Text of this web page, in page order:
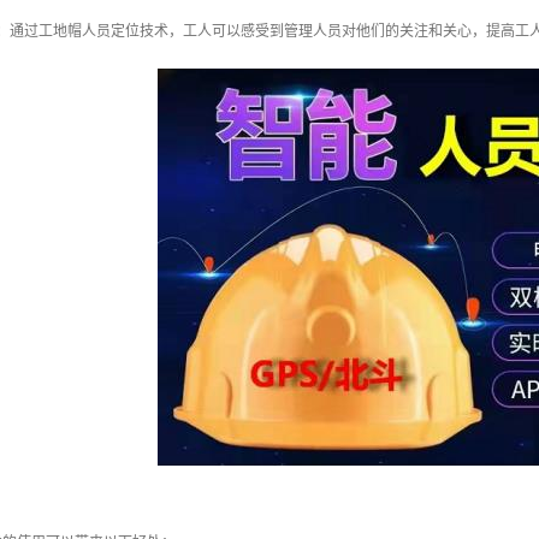
通过工地帽人员定位技术，工人可以感受到管理人员对他们的关注和关心，提高工